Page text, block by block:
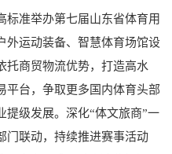
标准举办第七届山东省体育用
外运动装备、智慧体育场馆设
托商贸物流优势，打造高水
平台，争取更多国内体育头部
提级发展。深化“体文旅商”一
门联动，持续推进赛事活动